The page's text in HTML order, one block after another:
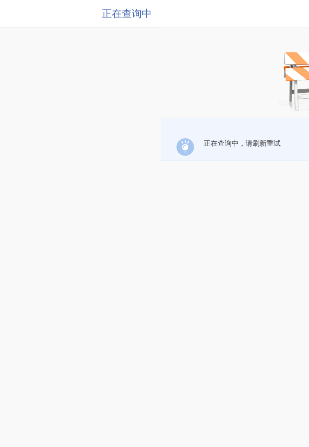
正在查询中
正在查询中，请刷新重试